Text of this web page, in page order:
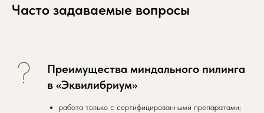
Часто задаваемые вопросы
Преимущества миндального пилинга
в «Эквилибриум»
работа только с сертифицированными препаратами;